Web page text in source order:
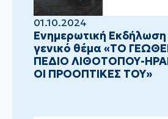
01.10.2024
Ενημερωτική Εκδήλωση
γενικό θέμα «ΤΟ
ΠΕΔΙΟ ΛΙΘΟΤΟΠΟΥ-
ΟΙ ΠΡΟΟΠΤΙΚΕΣ ΤΟΥ»